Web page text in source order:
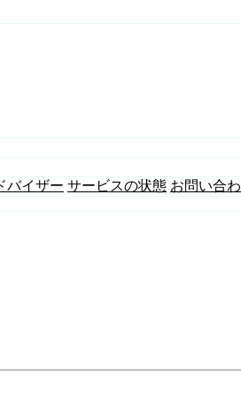
バイザー サービスの状態 お問い合